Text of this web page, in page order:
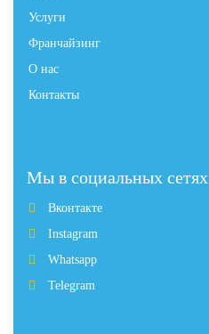
Услуги
Франчайзинг
О нас
Контакты
Мы в социальных сетях
Вконтакте
Instagram
Whatsapp
Telegram